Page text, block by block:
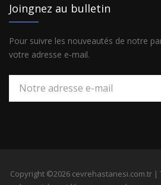
Joingnez au bulletin
Pour suivre les nouveautés de notre
votre adresse e-mail.
Copyright ©2026 cevrehastanesi.com.tr |